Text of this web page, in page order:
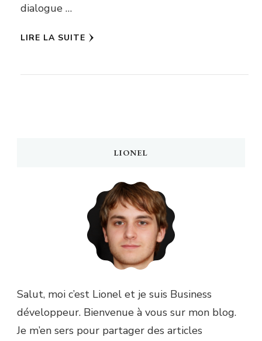
dialogue …
LIRE LA SUITE
LIONEL
Salut, moi c’est Lionel et je suis Business
développeur. Bienvenue à vous sur mon blog.
Je m’en sers pour partager des articles